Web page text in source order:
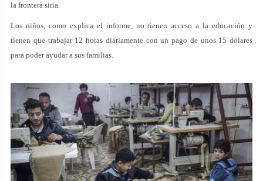
la frontera siria.
Los niños, como explica el informe, no tienen acceso a la educación y
tienen que trabajar 12 horas diariamente con un pago de unos 15 dólares
para poder ayudar a sus familias.